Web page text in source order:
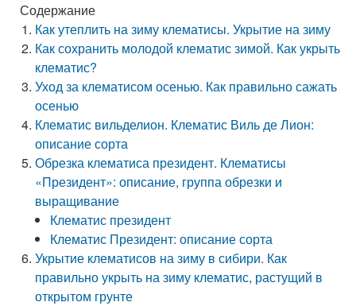
Содержание
Как утеплить на зиму клематисы. Укрытие на зиму
Как сохранить молодой клематис зимой. Как укрыть
клематис?
Уход за клематисом осенью. Как правильно сажать
осенью
Клематис вильделион. Клематис Виль де Лион:
описание сорта
Обрезка клематиса президент. Клематисы
«Президент»: описание, группа обрезки и
выращивание
Клематис президент
Клематис Президент: описание сорта
Укрытие клематисов на зиму в сибири. Как
правильно укрыть на зиму клематис, растущий в
открытом грунте